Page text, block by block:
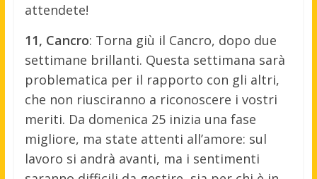
attendete!
11, Cancro: Torna giù il Cancro, dopo due
settimane brillanti. Questa settimana sarà
problematica per il rapporto con gli altri,
che non riusciranno a riconoscere i vostri
meriti. Da domenica 25 inizia una fase
migliore, ma state attenti all’amore: sul
lavoro si andrà avanti, ma i sentimenti